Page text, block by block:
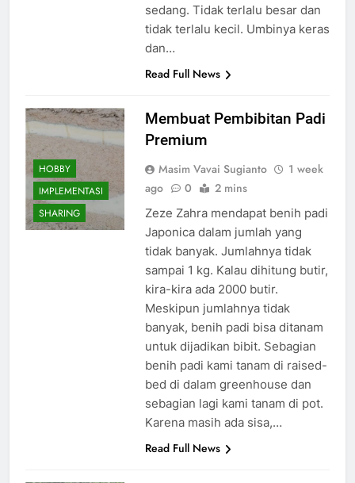
sedang. Tidak terlalu besar dan
tidak terlalu kecil. Umbinya keras
dan…
Read Full News
HOBBY
IMPLEMENTASI
SHARING
Membuat Pembibitan Padi
Premium
Masim Vavai Sugianto
1 week
ago
0 2 mins
Zeze Zahra mendapat benih padi
Japonica dalam jumlah yang
tidak banyak. Jumlahnya tidak
sampai 1 kg. Kalau dihitung butir,
kira-kira ada 2000 butir.
Meskipun jumlahnya tidak
banyak, benih padi bisa ditanam
untuk dijadikan bibit. Sebagian
benih padi kami tanam di raised-
bed di dalam greenhouse dan
sebagian lagi kami tanam di pot.
Karena masih ada sisa,…
Read Full News